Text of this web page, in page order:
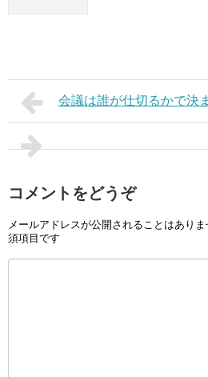
会議は誰が仕切るかで決
コメントをどうぞ
メールアドレスが公開されることはありま
須項目です